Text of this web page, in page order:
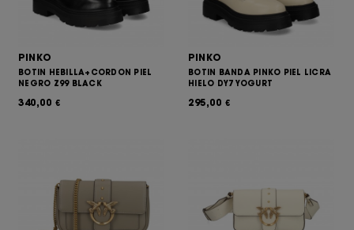
PINKO
BOTIN HEBILLA+CORDON PIEL
NEGRO Z99 BLACK
340,00 €
PINKO
BOTIN BANDA PINKO PIEL LICRA
HIELO DY7 YOGURT
295,00 €